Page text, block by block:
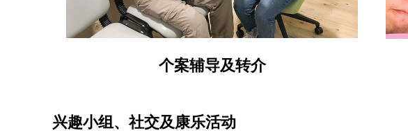
个案辅导及转介
兴趣小组、社交及康乐活动